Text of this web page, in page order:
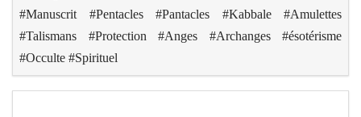
#Manuscrit #Pentacles #Pantacles #Kabbale #Amulettes
#Talismans #Protection #Anges #Archanges #ésotérisme
#Occulte #Spirituel